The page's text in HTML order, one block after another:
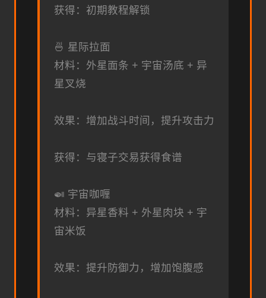
获得：初期教程解锁
🍜 星际拉面
材料：外星面条 + 宇宙汤底 + 异
星叉烧
效果：增加战斗时间，提升攻击力
获得：与寝子交易获得食谱
🍛 宇宙咖喱
材料：异星香料 + 外星肉块 + 宇
宙米饭
效果：提升防御力，增加饱腹感